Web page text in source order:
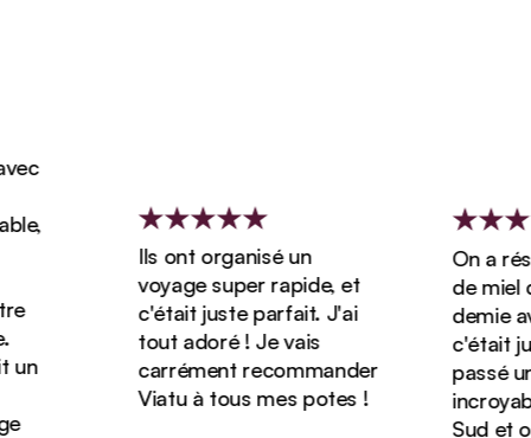
Ils ont organisé un
voyage super rapide, et
c'était juste parfait. J'ai
tout adoré ! Je vais
carrément recommander
Viatu à tous mes potes !
On a
de miel
demie
c'était
passé un
Sud et on